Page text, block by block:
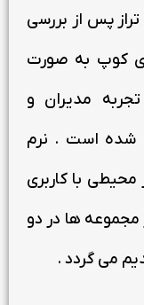
تراز پس از بررسی
کوپ به صورت
مدیران و
شده است . نرم
محیطی با کاربری
مجموعه ها در دو
می گردد .